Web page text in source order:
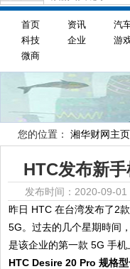
首页 资讯 汽
科技
企业 游
微商
您的位置： 湘华财网主页
HTC发布新
发布时间：2020-09-
昨日 HTC 在台湾发布了2
5G。过去的几个星期時间
是该企业的第一款 5G 手机
HTC Desire 20 Pro 规格